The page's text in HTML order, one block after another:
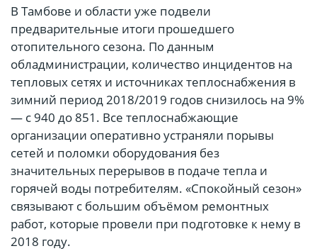
В Тамбове и области уже подвели
предварительные итоги прошедшего
отопительного сезона. По данным
обладминистрации, количество инцидентов на
тепловых сетях и источниках теплоснабжения в
зимний период 2018/2019 годов снизилось на 9%
— с 940 до 851. Все теплоснабжающие
организации оперативно устраняли порывы
сетей и поломки оборудования без
значительных перерывов в подаче тепла и
горячей воды потребителям. «Спокойный сезон»
связывают с большим объёмом ремонтных
работ, которые провели при подготовке к нему в
2018 году.